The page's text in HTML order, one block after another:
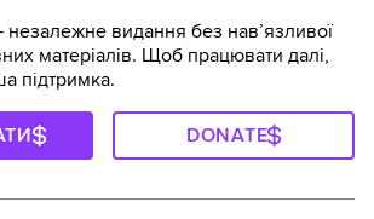
незалежне видання без навʼязливої
матеріалів. Щоб працювати далі,
підтримка.
DONATE